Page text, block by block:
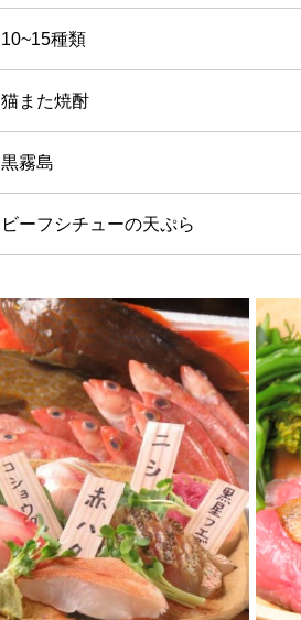
10~15種類
猫また焼酎
黒霧島
ビーフシチューの天ぷら